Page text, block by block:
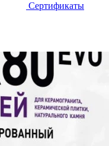
Сертификаты